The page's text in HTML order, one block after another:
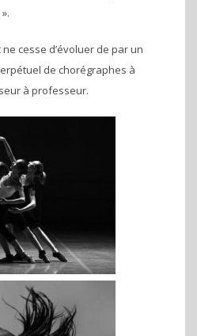
cesse d’évoluer de par un
de chorégraphes à
à professeur.